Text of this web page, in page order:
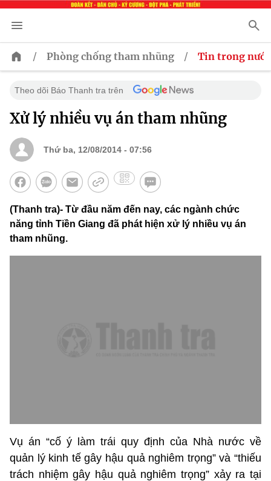
/ Phòng chống tham nhũng / Tin trong nước
Theo dõi Báo Thanh tra trên
Xử lý nhiều vụ án tham nhũng
Thứ ba, 12/08/2014 - 07:56
(Thanh tra)- Từ đầu năm đến nay, các ngành chức
năng tỉnh Tiền Giang đã phát hiện xử lý nhiều vụ án
tham nhũng.
Vụ án “cố ý làm trái quy định của Nhà nước về
quản lý kinh tế gây hậu quả nghiêm trọng” và “thiếu
trách nhiệm gây hậu quả nghiêm trọng” xảy ra tại